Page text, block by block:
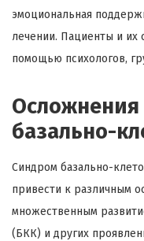
эмоциональная
лечении. Пациенты и их
помощью психологов,
базально-
Синдром базально-
привести к различным
множественным
(БКК) и других